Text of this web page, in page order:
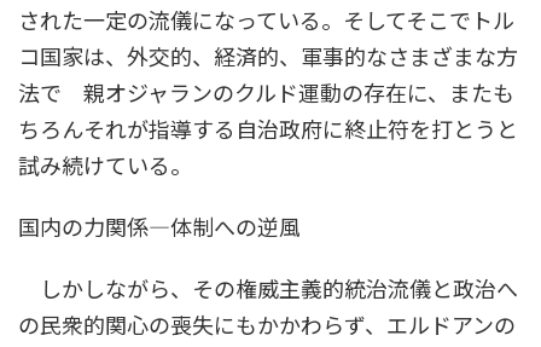
された一定の流儀になっている。そしてそこでトル
コ国家は、外交的、経済的、軍事的なさまざまな方
法で 親オジャランのクルド運動の存在に、またも
ちろんそれが指導する自治政府に終止符を打とうと
試み続けている。
国内の力関係―体制への逆風
しかしながら、その権威主義的統治流儀と政治へ
の民衆的関心の喪失にもかかわらず、エルドアンの